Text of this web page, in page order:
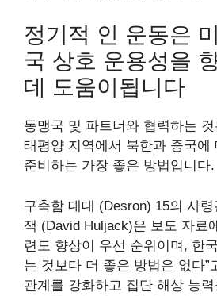
정기적 인 운동은
국 상호 운용성을
데 도움이됩니다
동맹국 및 파트너와 협력하는
태평양 지역에서 북한과 중국에
준비하는 가장 좋은 방법입니다.
구축함 대대 (Desron) 15의 사
잭 (David Huljack)은 보도 자료
련도 향상이 우선 순위이며, 한
는 것보다 더 좋은 방법은 없다”
관계를 강화하고 집단 해상 능